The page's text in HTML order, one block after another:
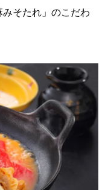
そたれ」のこだわ